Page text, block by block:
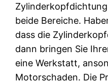
beide Bereiche.
dass die
dann bringen Sie
eine Werkstatt,
Motorschaden. Die